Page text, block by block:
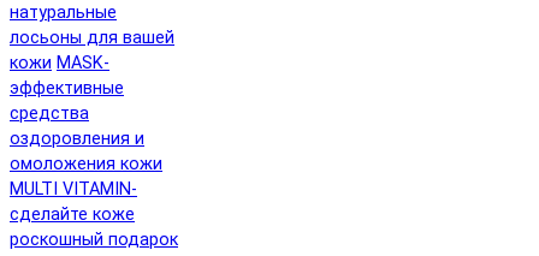
натуральные
лосьоны для вашей
кожи MASK-
эффективные
средства
оздоровления и
омоложения кожи
MULTI VITAMIN-
сделайте коже
роскошный подарок